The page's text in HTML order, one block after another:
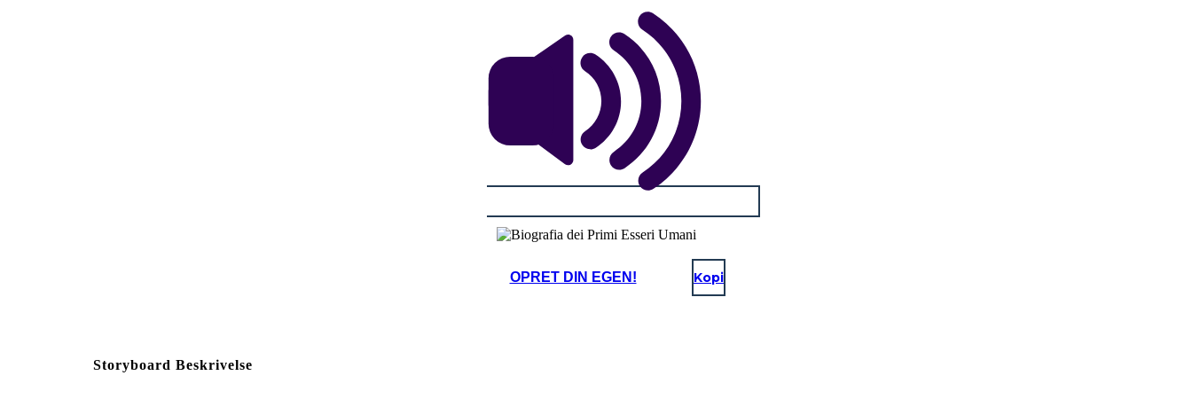
OPRET DIN EGEN! Kopi
Storyboard Beskrivelse